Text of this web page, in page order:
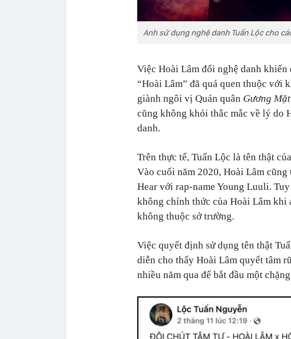
Anh sử dụng nghệ danh Tuấn Lộc cho
Việc Hoài Lâm đổi nghệ danh
“Hoài Lâm” đã quá quen thuộc với
giành ngôi vị Quán quân Gương
cũng không khỏi thắc mắc về lý do
danh.
Trên thực tế, Tuấn Lộc là tên thật
Vào cuối năm 2020, Hoài Lâm
Hear với rap-name Young Luuli.
không chính thức của Hoài Lâm
không thuộc sở trường.
Việc quyết định sử dụng tên thật
diễn cho thấy Hoài Lâm quyết tâm
nhiều năm qua để bắt đầu một